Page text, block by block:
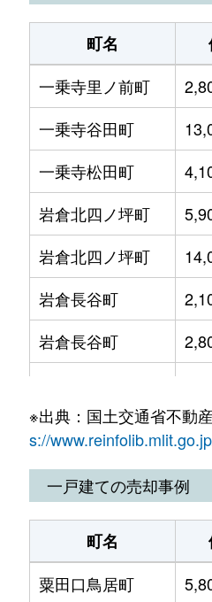
上高野西氷室町
上高野西氷室町
北白川地蔵谷町
北白川西町
下鴨北園町
下鴨高木町
下鴨西林町
下鴨西林町
下鴨西本町
下鴨夜光町
850万
下鴨夜光町
440万
下堤町
聖護院円頓美町
町名
一乗寺里ノ前町
一乗寺谷田町
一乗寺松田町
岩倉北四ノ坪町
岩倉北四ノ坪町
岩倉長谷町
岩倉長谷町
岩倉幡枝町
岩倉幡枝町
岩倉幡枝町
岩倉幡枝町
※出典：国土交通省不動
s://
一戸建ての売却事例
町名
粟田口鳥居町